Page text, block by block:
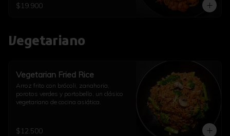
$19.900
Vegetariano
Vegetarian Fried Rice
Arroz frito con brócoli, zanahoria,
porotos verdes y portobello, un clásico
vegetariano de cocina asiática.
$12.500